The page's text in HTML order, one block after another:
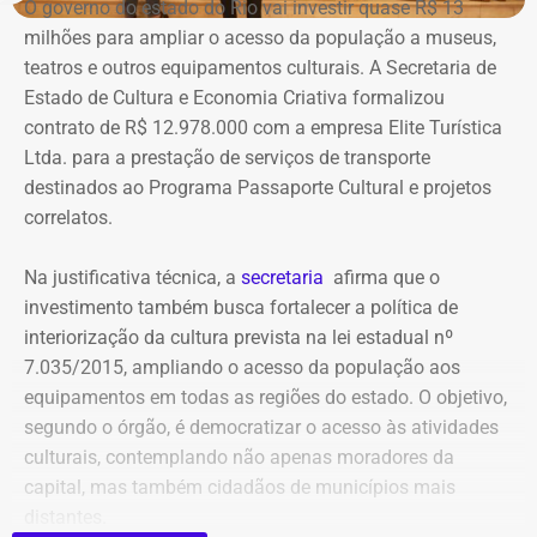
Declaração de bens de Bernardo Rossi em 2014 — Foto:
meios de recuperação, contas publicitárias e dados de
pagamento. Com isso, a Meta também seria obrigada a
elaborar uma tabela comparativa, indicando se os perfis
compartilham telefones, dispositivos, endereços de IP,
administradores, contas de anúncios, meios de
pagamento ou gerenciadores de negócios.
Ação também requer anúncios e
impulsionamentos e cita morte de
criança como exemplo de fake news
As 31 publicações relacionadas pela prefeitura tratam de
assuntos diversos. A lista inclui manchetes sobre prisões
na Assembleia Legislativa, supostos acordos políticos,
sucessão municipal, alterações no Fundo Municipal do
O governo do estado do Rio vai investir quase R$ 13
milhões para ampliar o acesso da população a museus,
teatros e outros equipamentos culturais. A Secretaria de
Estado de Cultura e Economia Criativa formalizou
contrato de R$ 12.978.000 com a empresa Elite Turística
Ltda. para a prestação de serviços de transporte
destinados ao Programa Passaporte Cultural e projetos
correlatos.
Na justificativa técnica, a secretaria afirma que o
investimento também busca fortalecer a política de
interiorização da cultura prevista na lei estadual nº
7.035/2015, ampliando o acesso da população aos
equipamentos em todas as regiões do estado. O objetivo,
segundo o órgão, é democratizar o acesso às atividades
culturais, contemplando não apenas moradores da
capital, mas também cidadãos de municípios mais